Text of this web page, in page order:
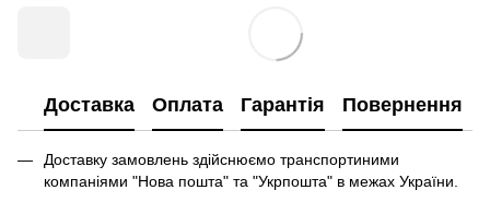
Доставка Оплата Гарантія Повернення
Доставку замовлень здійснюємо транспортиними
компаніями "Нова пошта" та "Укрпошта" в межах України.